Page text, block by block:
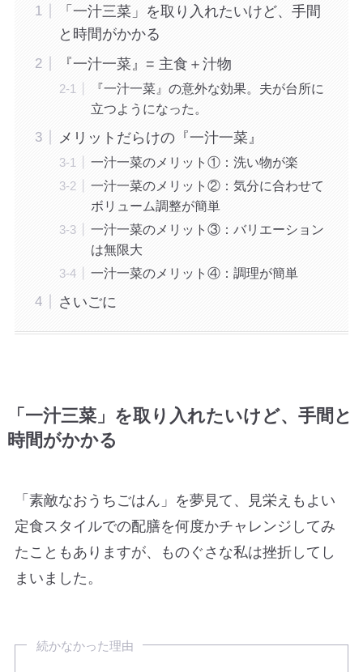
「一汁三菜」を取り入れたいけど、手間
と時間がかかる
『一汁一菜』= 主食＋汁物
『一汁一菜』の意外な効果。夫が台所に
立つようになった。
メリットだらけの『一汁一菜』
一汁一菜のメリット①：洗い物が楽
一汁一菜のメリット②：気分に合わせて
ボリューム調整が簡単
一汁一菜のメリット③：バリエーション
は無限大
一汁一菜のメリット④：調理が簡単
さいごに
「一汁三菜」を取り入れたいけど、手間と
時間がかかる
「素敵なおうちごはん」を夢見て、見栄えもよい
定食スタイルでの配膳を何度かチャレンジしてみ
たこともありますが、ものぐさな私は挫折してし
まいました。
続かなかった理由